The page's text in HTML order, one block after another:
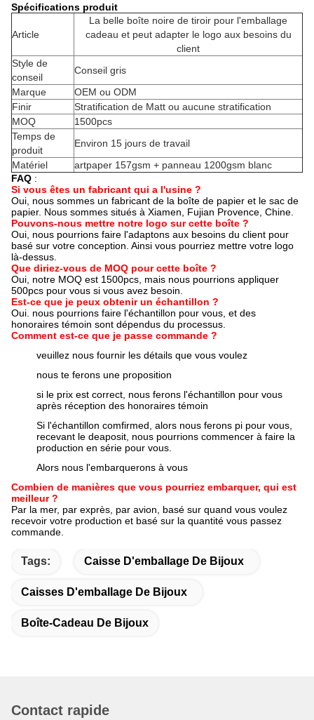
Spécifications produit
Article
La belle boîte noire de tiroir pour l'emballage
cadeau et peut adapter le logo aux besoins du
client
Style de
conseil
Conseil gris
Marque
OEM ou ODM
Finir
Stratification de Matt ou aucune stratification
MOQ
1500pcs
Temps de
produit
Environ 15 jours de travail
Matériel
artpaper 157gsm + panneau 1200gsm blanc
FAQ :
Si vous êtes un fabricant qui a l'usine ?
Oui, nous sommes un fabricant de la boîte de papier et le sac de
papier. Nous sommes situés à Xiamen, Fujian Provence, Chine.
Pouvons-nous mettre notre logo sur cette boîte ?
Oui, nous pourrions faire l'adaptons aux besoins du client pour
basé sur votre conception. Ainsi vous pourriez mettre votre logo
là-dessus.
Que diriez-vous de MOQ pour cette boîte ?
Oui, notre MOQ est 1500pcs, mais nous pourrions appliquer
500pcs pour vous si vous avez besoin.
Est-ce que je peux obtenir un échantillon ?
Oui. nous pourrions faire l'échantillon pour vous, et des
honoraires témoin sont dépendus du processus.
Comment est-ce que je passe commande ?
veuillez nous fournir les détails que vous voulez
nous te ferons une proposition
si le prix est correct, nous ferons l'échantillon pour vous
après réception des honoraires témoin
Si l'échantillon comfirmed, alors nous ferons pi pour vous,
recevant le deaposit, nous pourrions commencer à faire la
production en série pour vous.
Alors nous l'embarquerons à vous
Combien de manières que vous pourriez embarquer, qui est
meilleur ?
Par la mer, par exprès, par avion, basé sur quand vous voulez
recevoir votre production et basé sur la quantité vous passez
commande.
Tags: Caisse D'emballage De Bijoux
Caisses D'emballage De Bijoux
Boîte-Cadeau De Bijoux
Contact rapide